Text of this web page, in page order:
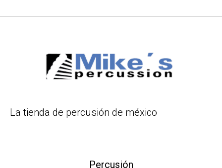
La tienda de percusión de méxico
Percusión